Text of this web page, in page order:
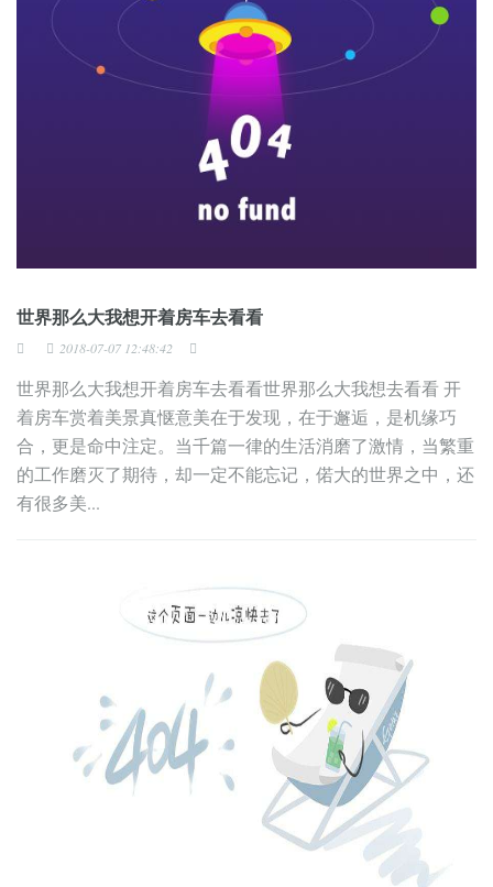
世界那么大我想开着房车去看看
2018-07-07 12:48:42
世界那么大我想开着房车去看看世界那么大我想去看看 开
着房车赏着美景真惬意美在于发现，在于邂逅，是机缘巧
合，更是命中注定。当千篇一律的生活消磨了激情，当繁重
的工作磨灭了期待，却一定不能忘记，偌大的世界之中，还
有很多美...